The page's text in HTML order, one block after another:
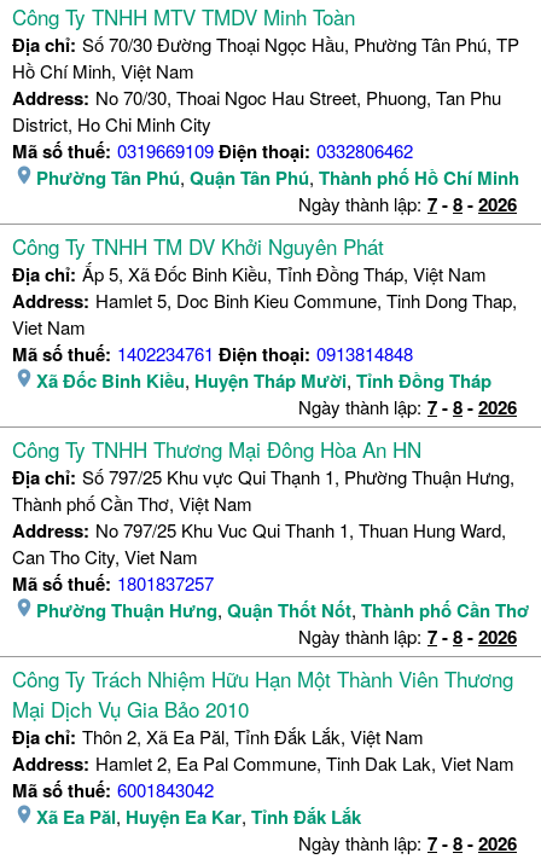
Công Ty TNHH MTV TMDV Minh Toàn
Địa chỉ: Số 70/30 Đường Thoại Ngọc Hầu, Phường Tân Phú, TP
Hồ Chí Minh, Việt Nam
Address: No 70/30, Thoai Ngoc Hau Street, Phuong, Tan Phu
District, Ho Chi Minh City
Mã số thuế: 0319669109Điện thoại: 0332806462
Phường Tân Phú, Quận Tân Phú, Thành phố Hồ Chí Minh
Ngày thành lập: 7-8-2026
Công Ty TNHH TM DV Khởi Nguyên Phát
Địa chỉ: Ấp 5, Xã Đốc Binh Kiều, Tỉnh Đồng Tháp, Việt Nam
Address: Hamlet 5, Doc Binh Kieu Commune, Tinh Dong Thap,
Viet Nam
Mã số thuế: 1402234761 Điện thoại: 0913814848
Xã Đốc Binh Kiều, Huyện Tháp Mười, Tỉnh Đồng Tháp
Ngày thành lập: 7-8-2026
Công Ty TNHH Thương Mại Đông Hòa An HN
Địa chỉ: Số 797/25 Khu vực Qui Thạnh 1, Phường Thuận Hưng,
Thành phố Cần Thơ, Việt Nam
Address: No 797/25 Khu Vuc Qui Thanh 1, Thuan Hung Ward,
Can Tho City, Viet Nam
Mã số thuế: 1801837257
Phường Thuận Hưng, Quận Thốt Nốt, Thành phố Cần Thơ
Ngày thành lập: 7-8-2026
Công Ty Trách Nhiệm Hữu Hạn Một Thành Viên Thương
Mại Dịch Vụ Gia Bảo 2010
Địa chỉ: Thôn 2, Xã Ea Păl, Tỉnh Đắk Lắk, Việt Nam
Address: Hamlet 2, Ea Pal Commune, Tinh Dak Lak, Viet Nam
Mã số thuế: 6001843042
Xã Ea Păl, Huyện Ea Kar, Tỉnh Đắk Lắk
Ngày thành lập: 7-8-2026